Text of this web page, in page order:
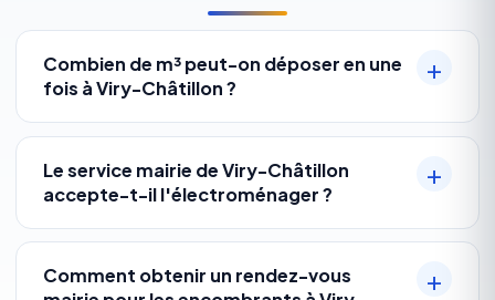
Combien de m³ peut-on déposer en une
fois à Viry-Châtillon ?
Le service mairie de Viry-Châtillon
accepte-t-il l'électroménager ?
Comment obtenir un rendez-vous